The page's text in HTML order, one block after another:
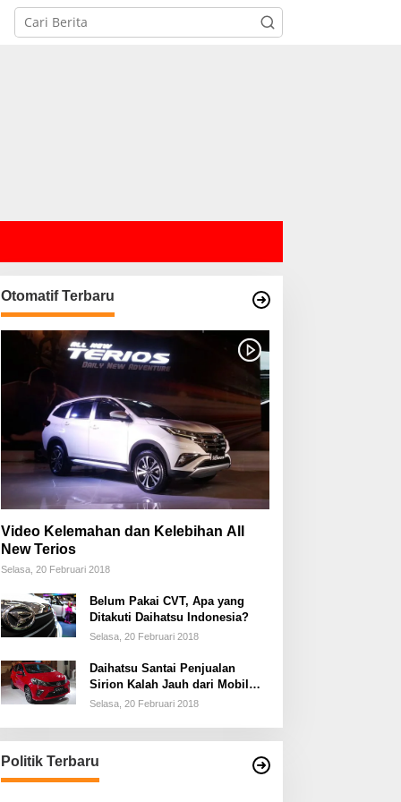
Otomatif Terbaru
Video Kelemahan dan Kelebihan All
New Terios
Selasa, 20 Februari 2018
Belum Pakai CVT, Apa yang
Ditakuti Daihatsu Indonesia?
Selasa, 20 Februari 2018
Daihatsu Santai Penjualan
Sirion Kalah Jauh dari Mobil
LCGC
Selasa, 20 Februari 2018
Politik Terbaru